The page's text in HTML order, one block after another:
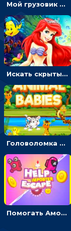
Мой грузовик с мороженным: принимать заказы и готовить десерты
Искать скрытый алфавит на картинках с мультяшными героями - головоломка для детей
Головоломка Звери-малыши: открывай карточки по очереди, чтобы найти одинаковые
Помогать Амонг Ас бежать из комнаты через преграды - приключения